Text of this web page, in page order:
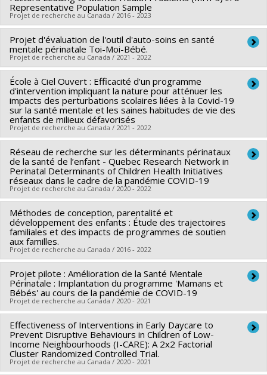
Purewal,Joan Robinson,Marina Salvadori, Tatiana Sotindjo
,Shazeen Suleman ,Peter Szatmari
Isabelle Marc Jennifer Foster Tanya Di Genova
Ananya Banerjee, Evelyn Constantin
Burstein ,Nicole Basta
Sources de financement :IRSC/Instituts de recherche en
santé du Canada
Programmes de subvention :PVXXXXXX-Subvention de
fonctionnement (COVID-19)
Sources de financement :IRSC/Instituts de recherche en
santé du Canada
Programmes de subvention :PVXXXXXX-(PJT) Subvention
Projet
Co-chercheurs : Frank Vitaro,Sylvana Côté, Nathalie
Fontaine,Stéphane Duchesne
Sources de financement :
CRSH/Conseil de recherches en
sciences humaines du Canada
Programmes de subvention :PVXXXXXX-Subvention Savoir
Representative Population Sample
Projet de recherche au Canada / 2016 - 2023
Chercheur principal : Sylvana Côté
Co-chercheurs : Richard Ernest Tremblay
Jennifer O'Loughlin,Benoît Mâsse,Jean-Philippe Gouin,
Linda Booij,Gustavo Turecki,Marco Bataglia,
Catherine
Herba, Michel Boivin
Sources de financement :IRSC/Instituts de recherche en
santé du Canada
Projet
Projet d'évaluation de l'outil d'auto-soins en santé
mentale périnatale Toi-Moi-Bébé.
Projet de recherche au Canada / 2021 - 2022
Chercheur principal : Sylvana Côté
Sources de financement :Fondation de l'Hôpital Ste-Justine
Programmes de subvention :
École à Ciel Ouvert : Efficacité d'un programme
d'intervention impliquant la nature pour atténuer les
impacts des perturbations scolaires liées à la Covid-19
sur la santé mentale et les saines habitudes de vie des
enfants de milieux défavorisés
Projet de recherche au Canada / 2021 - 2022
Chercheur principal : Marie-Claude Geoffroy
Co-chercheurs : Lise Gauvin,Sylvana Côté ,Isabelle Ouellet-
Morin,Nicholas Chadi
Sources de financement :IRSC/Instituts de recherche en
santé du Canada
Programmes de subvention : PVXXXXXX-Subvention de
fonctionnement (COVID-19)
Réseau de recherche sur les déterminants périnataux
de la santé de l’enfant - Quebec Research Network in
Perinatal Determinants of Children Health Initiatives
réseaux dans le cadre de la pandémie COVID-19
Projet de recherche au Canada / 2020 - 2022
Chercheur principal : Anne Monique Nuyt
Co-chercheurs : Sylvana Côté
Sources de financement :
Québec - Santé (FRSQ)
Programmes de subvention :PVXXXXXX-Réseaux
thématiques de recherche
Méthodes de conception, parentalité et
développement des enfants : Étude des trajectoires
familiales et des impacts de programmes de soutien
aux familles.
Projet de recherche au Canada / 2016 - 2022
Chercheur principal : Sylvana Côté
Co-chercheurs : Richard Ernest Tremblay,Thuy Mai Luu
Vardit Ravitsky,Isaac-Jacques Kadoch
Marie-Claude Geoffroy Marie-Alexia Allard
,
Linda Booij,Evelyne Touchette, Catherine Herba
Danièle
Tremblay
Sources de financement :FRQSC/Fonds de recherche du
Projet pilote : Amélioration de la Santé Mentale
Périnatale : Implantation du programme 'Mamans et
Bébés' au cours de la pandémie de COVID-19
Projet de recherche au Canada / 2020 - 2021
Chercheur principal : Sylvana Côté
Sources de financement :Fondation de l'Hôpital Ste-Justine
Programmes de subvention :
Effectiveness of Interventions in Early Daycare to
Prevent Disruptive Behaviours in Children of Low-
Income Neighbourhoods (I-CARE): A 2x2 Factorial
Cluster Randomized Controlled Trial.
Projet de recherche au Canada / 2020 - 2021